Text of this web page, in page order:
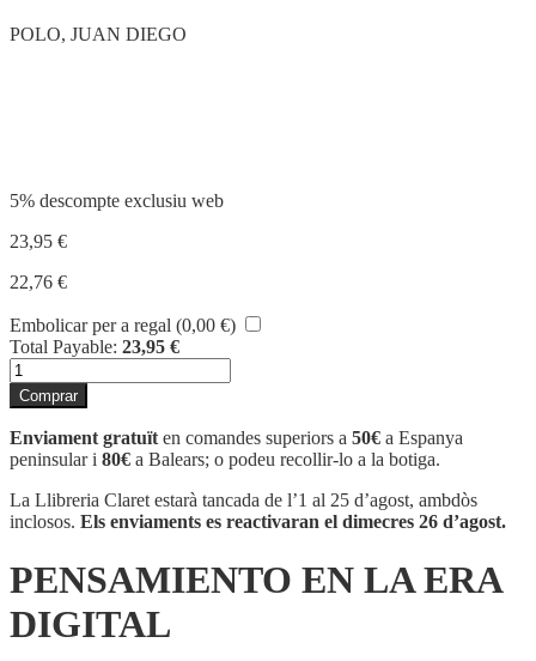
POLO, JUAN DIEGO
5% descompte exclusiu web
23,95 €
22,76 €
Embolicar per a regal (0,00 €)
Total Payable: 23,95 €
quantitat
de
PENSAMIENTO
EN
LA
ERA
DIGITAL
Comprar
Enviament gratuït en comandes superiors a 50€ a Espanya
peninsular i 80€ a Balears; o podeu recollir-lo a la botiga.
La Llibreria Claret estarà tancada de l’1 al 25 d’agost, ambdòs
inclosos. Els enviaments es reactivaran el dimecres 26 d’agost.
PENSAMIENTO EN LA ERA
DIGITAL